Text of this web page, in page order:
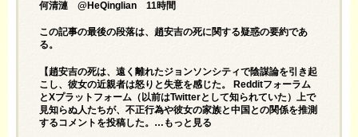
何清漣 @HeQinglian 11時間
この記事の最後の段落は、趙安吉の死に関する疑惑の要約であ
る。
【趙安吉の死は、遠く離れたジョンソンシティで陰謀論を引き起
こし、彼女の近親者は怒りと失意を感じた。 Redditフォーラム
とXプラットフォーム（以前はTwitterとして知られていた）上で
見知らぬ人たちが、不正行為や彼女の家族と中国との関係を推測
するコメントを投稿した。…もっと見る